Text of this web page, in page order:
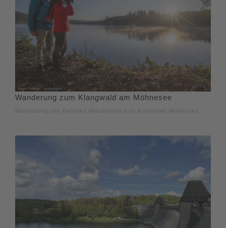
Wanderung zum Klangwald am Möhnesee
Wanderung von Delecke (Nordseite) zum Klangwald Möhnesee.